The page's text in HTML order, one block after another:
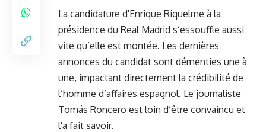
La candidature d'Enrique Riquelme à la
présidence du Real Madrid s’essouffle aussi
vite qu’elle est montée. Les dernières
annonces du candidat sont démenties une à
une, impactant directement la crédibilité de
l’homme d’affaires espagnol. Le journaliste
Tomás Roncero est loin d’être convaincu et
l'a fait savoir.